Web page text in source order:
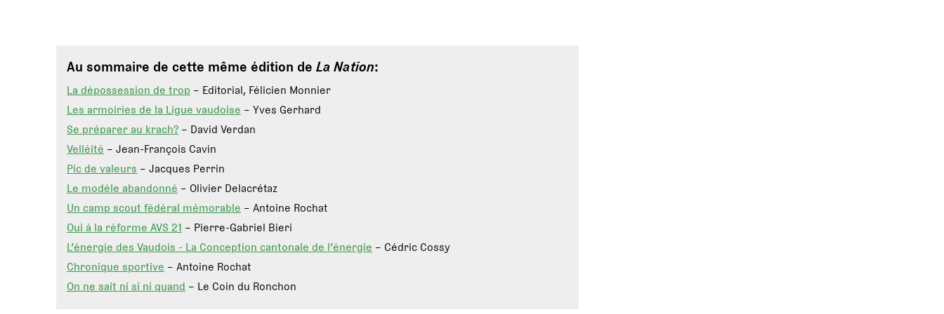
Au sommaire de cette même édition de La Nation:
La dépossession de trop – Editorial, Félicien Monnier
Les armoiries de la Ligue vaudoise – Yves Gerhard
Se préparer au krach? – David Verdan
Velléité – Jean-François Cavin
Pic de valeurs – Jacques Perrin
Le modèle abandonné – Olivier Delacrétaz
Un camp scout fédéral mémorable – Antoine Rochat
Oui à la réforme AVS 21 – Pierre-Gabriel Bieri
L’énergie des Vaudois - La Conception cantonale de l’énergie – Cédric Cossy
Chronique sportive – Antoine Rochat
On ne sait ni si ni quand – Le Coin du Ronchon